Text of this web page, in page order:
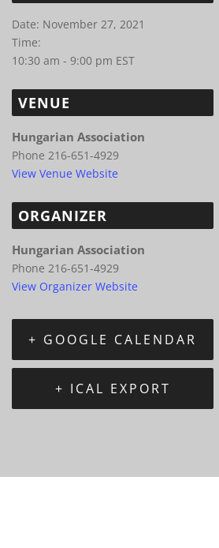
Date: November 27, 2021
Time:
10:30 am - 9:00 pm EST
VENUE
Hungarian Association
Phone 216-651-4929
View Venue Website
ORGANIZER
Hungarian Association
Phone 216-651-4929
View Organizer Website
+ GOOGLE CALENDAR
+ ICAL EXPORT